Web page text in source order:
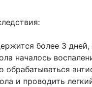
более 3 дней,
началось
обрабатываться
и проводить